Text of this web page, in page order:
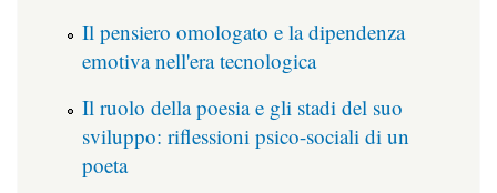
Il pensiero omologato e la dipendenza
emotiva nell'era tecnologica
Il ruolo della poesia e gli stadi del suo
sviluppo: riflessioni psico-sociali di un
poeta